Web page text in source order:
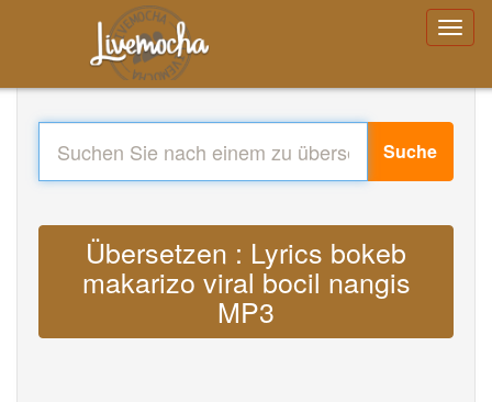
Suche
Übersetzen : Lyrics bokeb
makarizo viral bocil nangis
MP3